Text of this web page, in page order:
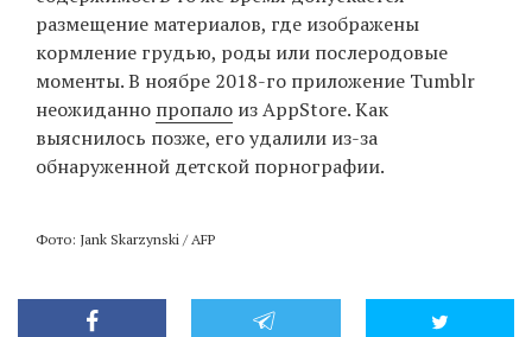
размещение материалов, где изображены
кормление грудью, роды или послеродовые
моменты. В ноябре 2018-го приложение Tumblr
неожиданно пропало из AppStore. Как
выяснилось позже, его удалили из-за
обнаруженной детской порнографии.
Фото: Jank Skarzynski / AFP